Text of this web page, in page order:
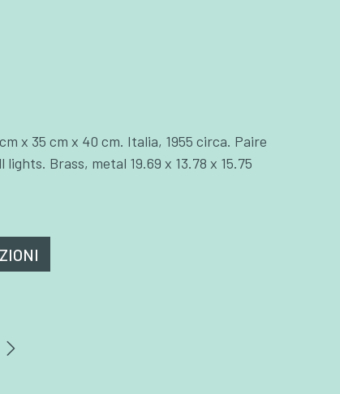
x 35 cm x 40 cm. Italia, 1955 circa. Paire
Brass, metal 19.69 x 13.78 x 15.75